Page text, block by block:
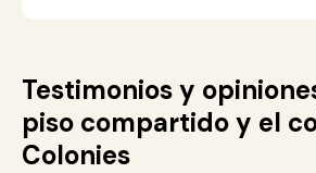
Testimonios y
piso compartido y el
Colonies